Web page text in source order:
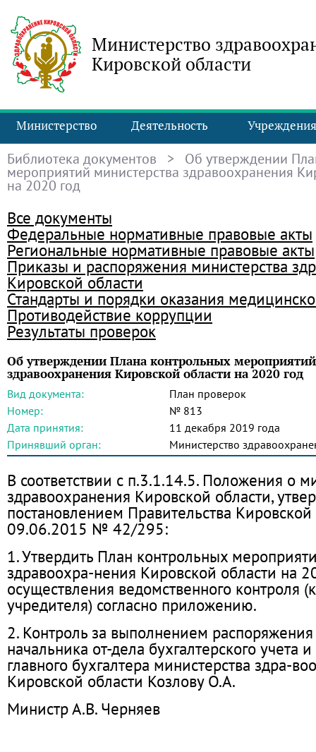
Министерство
Кировской области
Министерство Деятельность Учреждения
Библиотека документов > Об утверждении
мероприятий министерства здравоохранения
на 2020 год
Все документы
Федеральные нормативные правовые акты
Региональные нормативные правовые акты
Приказы и распоряжения министерства
Кировской области
Стандарты и порядки оказания
Противодействие коррупции
Результаты проверок
Об утверждении Плана контрольных
здравоохранения Кировской области на 2020 год
Вид документа:
План проверок
Номер:
№ 813
Дата принятия:
11 декабря 2019 года
Принявший орган:
Министерство
В соответствии с п.3.1.14.5. Положения о
здравоохранения Кировской области,
постановлением Правительства Кировской
09.06.2015 № 42/295:
1. Утвердить План контрольных
здравоохра-нения Кировской области на
осуществления ведомственного контроля
учредителя) согласно приложению.
2. Контроль за выполнением
начальника от-дела бухгалтерского учета
главного бухгалтера министерства здра-
Кировской области Козлову О.А.
Министр А.В. Черняев